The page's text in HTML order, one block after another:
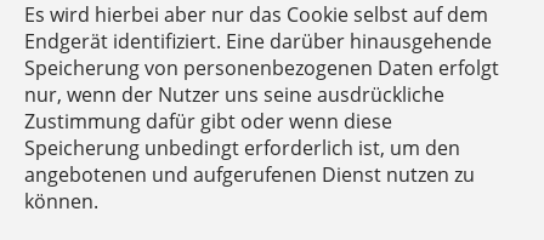
Es wird hierbei aber nur das Cookie selbst auf dem
Endgerät identifiziert. Eine darüber hinausgehende
Speicherung von personenbezogenen Daten erfolgt
nur, wenn der Nutzer uns seine ausdrückliche
Zustimmung dafür gibt oder wenn diese
Speicherung unbedingt erforderlich ist, um den
angebotenen und aufgerufenen Dienst nutzen zu
können.